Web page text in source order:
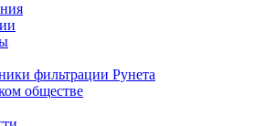
фильтрации Рунета
обществе